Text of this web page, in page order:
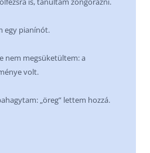
egy pianínót.
nem megsüketültem: a
volt.
„öreg” lettem hozzá.